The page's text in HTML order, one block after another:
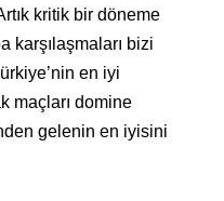
kritik bir döneme
karşılaşmaları bizi
en iyi
maçları domine
gelenin en iyisini